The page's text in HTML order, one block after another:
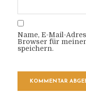
Name, E-Mail-
Browser für
speichern.